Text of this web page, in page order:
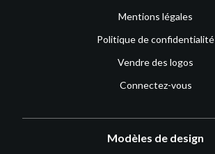
Mentions légales
Politique de confidentialité
Vendre des logos
Connectez-vous
Modèles de design